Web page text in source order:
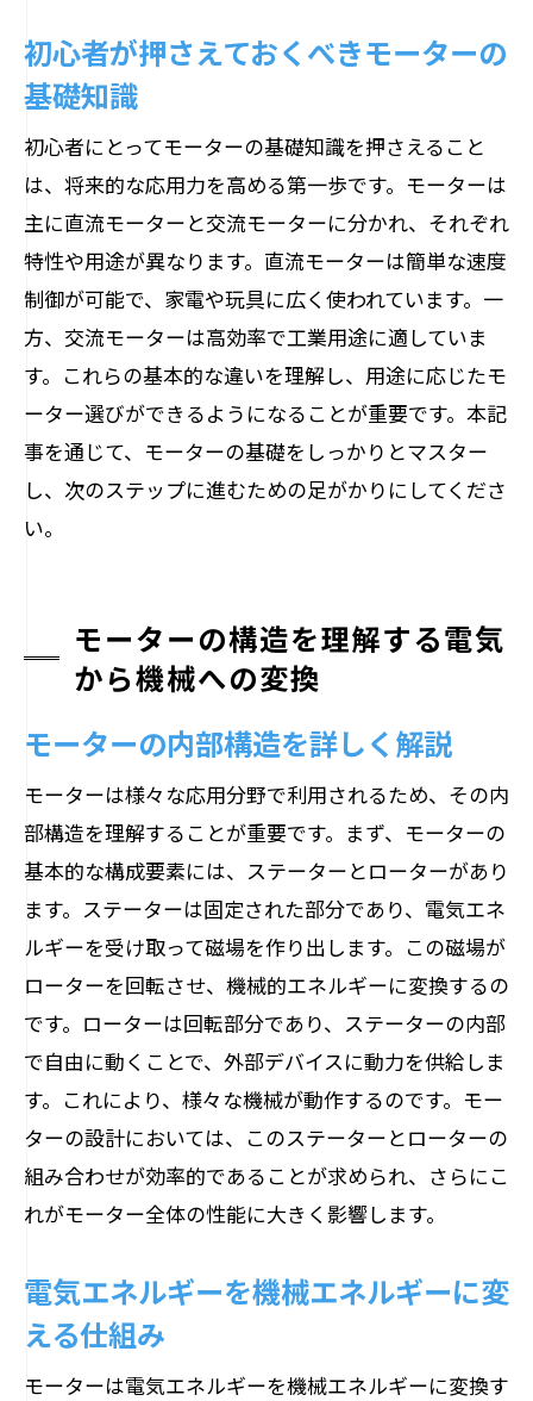
初心者が押さえておくべきモーターの
基礎知識
初心者にとってモーターの基礎知識を押さえること
は、将来的な応用力を高める第一歩です。モーターは
主に直流モーターと交流モーターに分かれ、それぞれ
特性や用途が異なります。直流モーターは簡単な速度
制御が可能で、家電や玩具に広く使われています。一
方、交流モーターは高効率で工業用途に適していま
す。これらの基本的な違いを理解し、用途に応じたモ
ーター選びができるようになることが重要です。本記
事を通じて、モーターの基礎をしっかりとマスター
し、次のステップに進むための足がかりにしてくださ
い。
モーターの構造を理解する電気
から機械への変換
モーターの内部構造を詳しく解説
モーターは様々な応用分野で利用されるため、その内
部構造を理解することが重要です。まず、モーターの
基本的な構成要素には、ステーターとローターがあり
ます。ステーターは固定された部分であり、電気エネ
ルギーを受け取って磁場を作り出します。この磁場が
ローターを回転させ、機械的エネルギーに変換するの
です。ローターは回転部分であり、ステーターの内部
で自由に動くことで、外部デバイスに動力を供給しま
す。これにより、様々な機械が動作するのです。モー
ターの設計においては、このステーターとローターの
組み合わせが効率的であることが求められ、さらにこ
れがモーター全体の性能に大きく影響します。
電気エネルギーを機械エネルギーに変
える仕組み
モーターは電気エネルギーを機械エネルギーに変換す